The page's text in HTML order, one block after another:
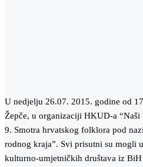
U nedjelju 26.07. 2015. godine od
Žepče, u organizaciji HKUD-a
9. Smotra hrvatskog folklora pod
rodnog kraja”. Svi prisutni su mogli
kulturno-umjetničkih društava iz